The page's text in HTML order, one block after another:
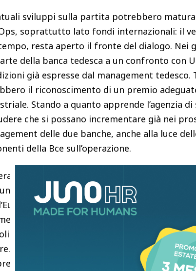
sviluppi sulla partita potrebbero
soprattutto lato fondi internazionali: il
resta aperto il fronte del dialogo. Nei
della banca tedesca a un confronto con
già espresse dal management
il riconoscimento di un premio
Stando a quanto apprende l’agenzia
che si possano incrementare già nei
delle due banche, anche alla luce
della Bce sull’operazione.
del resto, sta raccogliendo sempre
finanziaria. “Va guardata con favore
rinvia da troppo tempo: la necessità
europei, capaci di competere con i
all’Adnkronos Guido Rosa, presidente
Secondo Rosa, l’operazione “non è soltanto
“un test sulla reale possibilità